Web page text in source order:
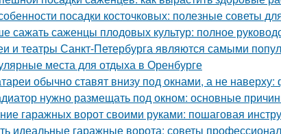
посадки косточковых: полезные советы
сажать саженцы плодовых культур: полное
и театры Санкт-Петербурга являются самыми
места для отдыха в Оренбурге
обычно ставят внизу под окнами, а не наверху:
нужно размещать под окном: основные
гаражных ворот своими руками: пошаговая
идеальные гаражные ворота: советы